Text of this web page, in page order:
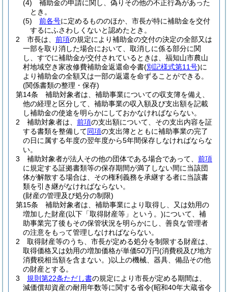
(4)
補助金の申請に関し、偽りその他の不正行為があった
とき。
(5)
前各号に定めるもののほか、市長が特に補助金を交付
するにふさわしくないと認めたとき。
2
市長は、 前項の規定により補助金の交付の決定の全部又は
一部を取り消した場合において、取消しに係る部分に関
し、すでに補助金が交付されているときは、福知山市農山
村地域空き家改修費補助金返還命令書(別記様式第11号)に
より補助金の全額又は一部の返還を命ずることができる。
(関係書類の整理・保存)
第14条
補助対象者は、補助事業についての収支簿を備え、
他の経理と区分して、補助事業の収入額及び支出額を記載
し補助金の使途を明らかにしておかなければならない。
2
補助対象者は、 前項の支出額について、その支出内容を証
する書類を整備して同項の支出簿とともに補助事業の完了
の日に属する年度の翌年度から5年間保存しなければならな
い。
3
補助対象者が法人その他の団体である場合であって、 前項
に規定する証拠書類等の保存期間が満了しない間に当該団
体が解散する場合は、その権利義務を承継する者に当該書
類を引き継がなければならない。
(財産の管理及び処分の制限)
第15条
補助対象者は、補助事業により取得し、又は効用の
増加した財産(以下「取得財産等」という。)について、補
助事業完了後もその保管状況を明らかにし、善良な管理者
の注意をもって管理しなければならない。
2
取得財産等のうち、市長が定める処分を制限する財産は、
取得価格又は効用の増加価格が単価50万円(消費税及び地方
消費税相当額を含まない。)以上の機械、器具、備品その他
の財産とする。
3
規則第22条ただし書の規定により市長が定める期間は、
減価償却資産の耐用年数等に関する省令(昭和40年大蔵省令